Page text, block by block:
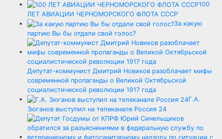
100
ЛЕТ АВИАЦИИ ЧЕРНОМОРСКОГО ФЛОТА СССР
За какую
партию Вы бы отдали свой голос?
Депутат-коммунист Дмитрий Новиков разоблачает мифы
современной пропаганды о Великой Октябрьской
социалистической революции 1917 года
Г.А.
Зюганов выступил на телеканале Россия 24